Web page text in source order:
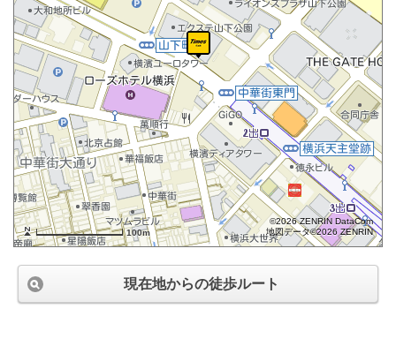
100m
©2026 ZENRIN DataCom
地図データ©2026 ZENRIN
現在地からの徒歩ルート